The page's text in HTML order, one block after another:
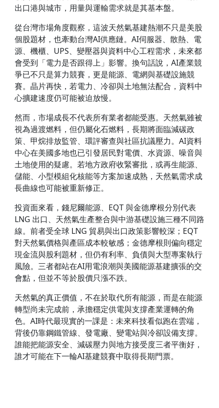
出口港與城市，用量與運輸需求就是其基本盤。
從台灣市場角度觀察，這波天然氣基建熱潮不只是美股
個股題材，也牽動台灣AI供應鏈。AI伺服器、散熱、電
源、機櫃、UPS、變壓器與資料中心工程需求，未來都
會受到「電力是否跟得上」影響。換句話說，AI產業競
爭已不只是算力競賽，更是能源、電網與基礎設施競
賽。晶片再快，若電力、冷卻與土地無法配合，資料中
心擴建速度仍可能被迫放慢。
然而，市場成長不代表所有業者都能受惠。天然氣雖被
視為過渡燃料，但仍屬化石燃料，長期將面臨減碳政
策、甲烷排放監管、環評審查與社區抗議壓力。AI資料
中心在美國多地也已引發居民對電價、水資源、噪音與
土地使用的疑慮。若地方政府收緊審批，或再生能源、
儲能、小型模組化核能等方案加速成熟，天然氣需求成
長曲線也可能被重新修正。
投資面來看，錢尼爾能源、EQT 與金德摩根分別代表
LNG 出口、天然氣生產整合與中游基礎設施三種不同路
線。前者受全球 LNG 貿易與出口政策影響較深；EQT
對天然氣價格與產區成本較敏感；金德摩根則偏向穩定
現金流與股利題材，但仍有利率、負債與大型專案執行
風險。三者都站在AI用電浪潮與美國能源基建擴張的交
會點，但並不等於股價只漲不跌。
天然氣的真正價值，不在於取代所有能源，而是在能源
轉型尚未完成前，承擔穩定供電與支撐產業運轉的角
色。AI時代最現實的一課是：未來科技看似跑在雲端，
背後仍靠鋼鐵管線、發電廠、變電站與冷卻設備支撐。
誰能把能源安全、減碳壓力與地方接受度三者平衡好，
誰才可能在下一輪AI基建競賽中取得長期門票。